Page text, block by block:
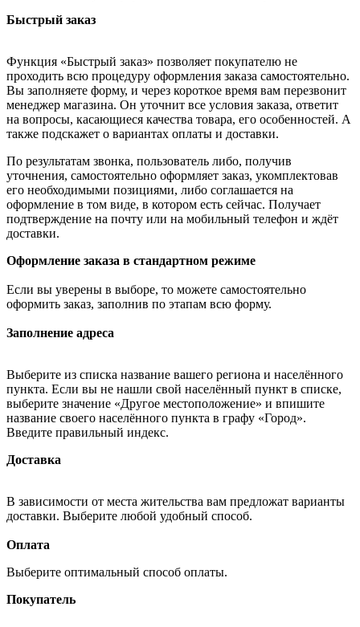
Быстрый заказ
Функция «Быстрый заказ» позволяет покупателю не
проходить всю процедуру оформления заказа самостоятельно.
Вы заполняете форму, и через короткое время вам перезвонит
менеджер магазина. Он уточнит все условия заказа, ответит
на вопросы, касающиеся качества товара, его особенностей. А
также подскажет о вариантах оплаты и доставки.
По результатам звонка, пользователь либо, получив
уточнения, самостоятельно оформляет заказ, укомплектовав
его необходимыми позициями, либо соглашается на
оформление в том виде, в котором есть сейчас. Получает
подтверждение на почту или на мобильный телефон и ждёт
доставки.
Оформление заказа в стандартном режиме
Если вы уверены в выборе, то можете самостоятельно
оформить заказ, заполнив по этапам всю форму.
Заполнение адреса
Выберите из списка название вашего региона и населённого
пункта. Если вы не нашли свой населённый пункт в списке,
выберите значение «Другое местоположение» и впишите
название своего населённого пункта в графу «Город».
Введите правильный индекс.
Доставка
В зависимости от места жительства вам предложат варианты
доставки. Выберите любой удобный способ.
Оплата
Выберите оптимальный способ оплаты.
Покупатель